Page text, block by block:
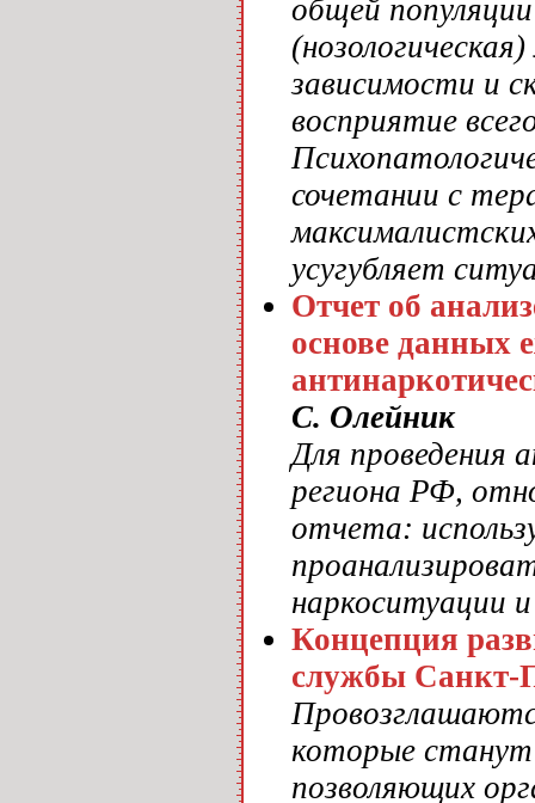
общей
зависимости и
восприятие
сочетании с
усугубляет
Отчет об
основе данных
С. Олейник
Для проведения
региона РФ,
отчета:
наркоситуации
Концепция
службы Санкт-
которые станут
позволяющих